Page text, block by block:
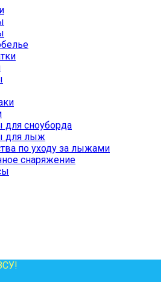
для сноуборда
для лыж
по уходу за лыжами
снаряжение